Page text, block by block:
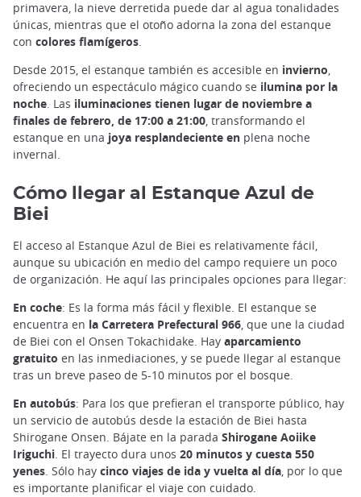
primavera, la nieve derretida puede dar al agua tonalidades
únicas, mientras que el otoño adorna la zona del estanque
con colores flamígeros.
Desde 2015, el estanque también es accesible en invierno,
ofreciendo un espectáculo mágico cuando se ilumina por la
noche. Las iluminaciones tienen lugar de noviembre a
finales de febrero, de 17:00 a 21:00, transformando el
estanque en una joya resplandeciente en plena noche
invernal.
Cómo llegar al Estanque Azul de
Biei
El acceso al Estanque Azul de Biei es relativamente fácil,
aunque su ubicación en medio del campo requiere un poco
de organización. He aquí las principales opciones para llegar:
En coche: Es la forma más fácil y flexible. El estanque se
encuentra en la Carretera Prefectural 966, que une la ciudad
de Biei con el Onsen Tokachidake. Hay aparcamiento
gratuito en las inmediaciones, y se puede llegar al estanque
tras un breve paseo de 5-10 minutos por el bosque.
En autobús: Para los que prefieran el transporte público, hay
un servicio de autobús desde la estación de Biei hasta
Shirogane Onsen. Bájate en la parada Shirogane Aoiike
Iriguchi. El trayecto dura unos 20 minutos y cuesta 550
yenes. Sólo hay cinco viajes de ida y vuelta al día, por lo que
es importante planificar el viaje con cuidado.